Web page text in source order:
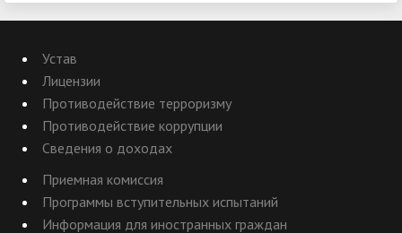
Устав
Лицензии
Противодействие терроризму
Противодействие коррупции
Сведения о доходах
Приемная комиссия
Программы вступительных испытаний
Информация для иностранных граждан